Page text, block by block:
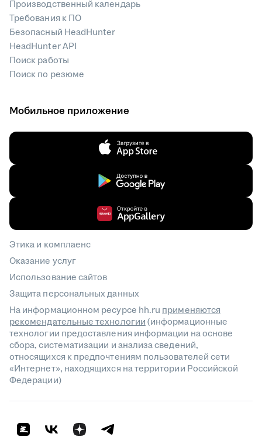
Производственный календарь
Требования к ПО
Безопасный HeadHunter
HeadHunter API
Поиск работы
Поиск по резюме
Мобильное приложение
Этика и комплаенс
Оказание услуг
Использование сайтов
Защита персональных данных
На информационном ресурсе hh.ru применяются
рекомендательные технологии(информационные
технологии предоставления информации на основе
сбора, систематизации и анализа сведений,
относящихся к предпочтениям пользователей сети
«Интернет», находящихся на территории Российской
Федерации)